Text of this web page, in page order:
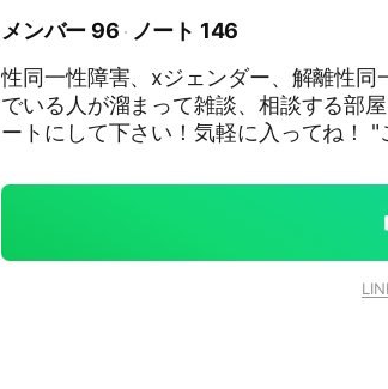
メンバー 96
ノート 146
性同一性障害、xジェンダー、解離性同
でいる人が溜まって雑談、相談する部
ートにして下さい！気軽に入ってね！ "ここのグルの人はみんな君の味
言、迷惑行為をした場合即通報します
度と参加出来ないよう、こちらで処置
載した画像を、アイコンにするのはお